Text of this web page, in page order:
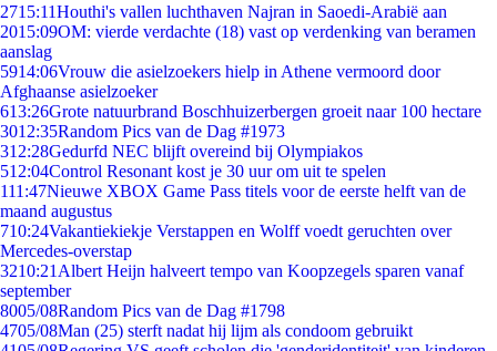
2715:11Houthi's vallen luchthaven Najran in Saoedi-Arabië aan
2015:09OM: vierde verdachte (18) vast op verdenking van beramen
aanslag
5914:06Vrouw die asielzoekers hielp in Athene vermoord door
Afghaanse asielzoeker
613:26Grote natuurbrand Boschhuizerbergen groeit naar 100 hectare
3012:35Random Pics van de Dag #1973
312:28Gedurfd NEC blijft overeind bij Olympiakos
512:04Control Resonant kost je 30 uur om uit te spelen
111:47Nieuwe XBOX Game Pass titels voor de eerste helft van de
maand augustus
710:24Vakantiekiekje Verstappen en Wolff voedt geruchten over
Mercedes-overstap
3210:21 Albert Heijn halveert tempo van Koopzegels sparen vanaf
september
8005/08Random Pics van de Dag #1798
4705/08Man (25) sterft nadat hij lijm als condoom gebruikt